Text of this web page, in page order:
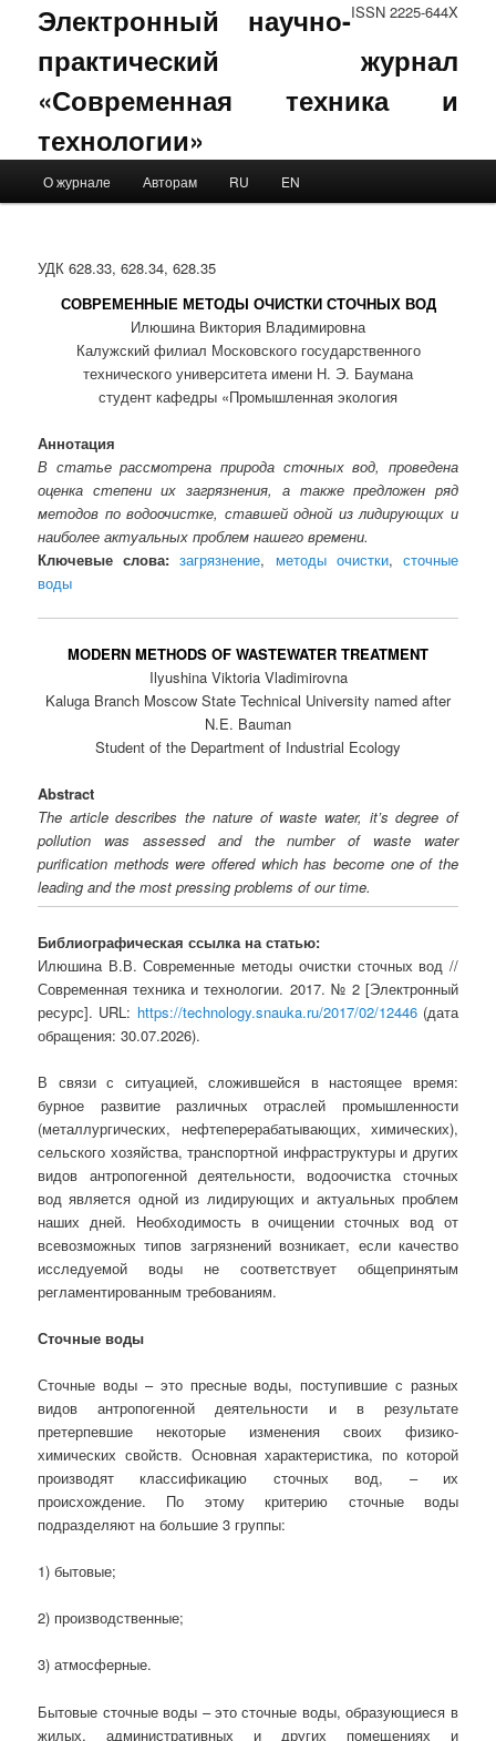
ISSN 2225-644X
Электронный научно-
практический журнал
«Современная техника и
технологии»
Skip to primary content
Skip to secondary content
О журнале Авторам RU EN
УДК 628.33, 628.34, 628.35
СОВРЕМЕННЫЕ МЕТОДЫ ОЧИСТКИ СТОЧНЫХ ВОД
Илюшина Виктория Владимировна
Калужский филиал Московского государственного
технического университета имени Н. Э. Баумана
студент кафедры «Промышленная экология
Аннотация
В статье рассмотрена природа сточных вод, проведена
оценка степени их загрязнения, а также предложен ряд
методов по водоочистке, ставшей одной из лидирующих и
наиболее актуальных проблем нашего времени.
Ключевые слова: загрязнение, методы очистки, сточные
воды
MODERN METHODS OF WASTEWATER TREATMENT
Ilyushina Viktoria Vladimirovna
Kaluga Branch Moscow State Technical University named after
N.E. Bauman
Student of the Department of Industrial Ecology
Abstract
The article describes the nature of waste water, it’s degree of
pollution was assessed and the number of waste water
purification methods were offered which has become one of the
leading and the most pressing problems of our time.
Библиографическая ссылка на статью:
Илюшина В.В. Современные методы очистки сточных вод //
Современная техника и технологии. 2017. № 2 [Электронный
ресурс]. URL: https://technology.snauka.ru/2017/02/12446(дата
обращения: 30.07.2026).
В связи с ситуацией, сложившейся в настоящее время:
бурное развитие различных отраслей промышленности
(металлургических, нефтеперерабатывающих, химических),
сельского хозяйства, транспортной инфраструктуры и других
видов антропогенной деятельности, водоочистка сточных
вод является одной из лидирующих и актуальных проблем
наших дней. Необходимость в очищении сточных вод от
всевозможных типов загрязнений возникает, если качество
исследуемой воды не соответствует общепринятым
регламентированным требованиям.
Сточные воды
Сточные воды – это пресные воды, поступившие с разных
видов антропогенной деятельности и в результате
претерпевшие некоторые изменения своих физико-
химических свойств. Основная характеристика, по которой
производят классификацию сточных вод, – их
происхождение. По этому критерию сточные воды
подразделяют на большие 3 группы:
1) бытовые;
2) производственные;
3) атмосферные.
Бытовые сточные воды – это сточные воды, образующиеся в
жилых, административных и других помещениях и